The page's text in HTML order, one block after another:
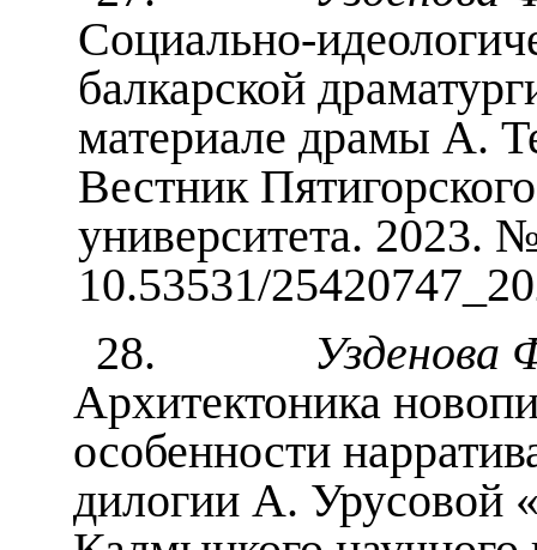
Социально-
балкарской
материале драмы А.
Вестник
университета. 2023.
10.53531/
28.
Узденова
Архитектоника
особенности
дилогии А. Урусовой